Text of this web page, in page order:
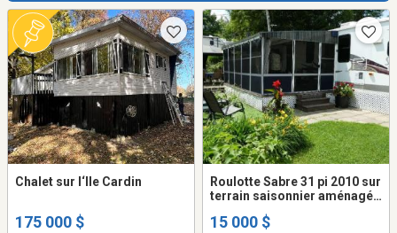
Chalet sur l‘Ile Cardin
175 000 $
Roulotte Sabre 31 pi 2010 sur
terrain saisonnier aménagé
15 000 $